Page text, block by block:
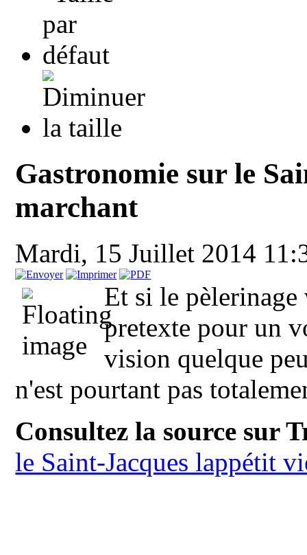
Gastronomie sur le
marchant
Mardi, 15 Juillet 2014
Et si le pèlerinage
pretexte pour un
vision quelque
n'est pourtant pas
Consultez la source sur
le Saint-Jacques lappétit